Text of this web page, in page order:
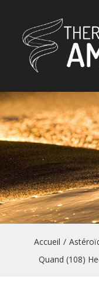
Accueil /
Quand (108)